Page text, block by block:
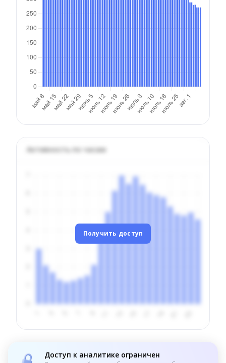
Активность по часам
Получить доступ
Доступ к аналитике ограничен